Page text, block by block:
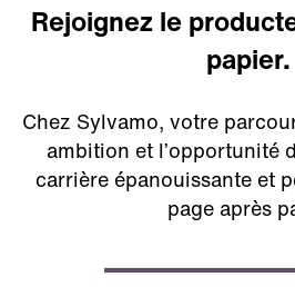
Rejoignez le
papier.
Chez Sylvamo, votre
ambition et l’opportunité
carrière épanouissante et
page après